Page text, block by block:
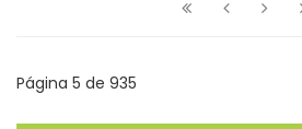
Página 5 de 935